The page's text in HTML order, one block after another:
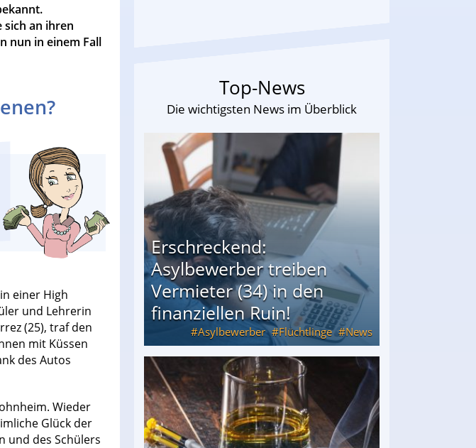
sich an ihren
nun in einem Fall
einer High
und Lehrerin
(25), traf den
mit Küssen
des Autos
Wieder
Glück der
und des Schülers
Top-News
Die wichtigsten News im Überblick
Erschreckend:
Asylbewerber treiben
Vermieter (34) in den
finanziellen Ruin!
Asylbewerber Flüchtlinge News
treiben Vermieter (34) in den finanziellen Ruin!